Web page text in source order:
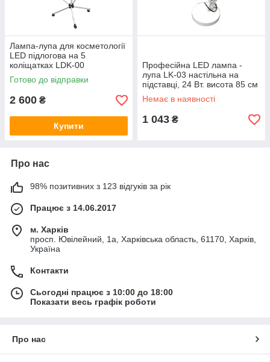
Лампа-лупа для косметології
LED підлогова на 5
коліщатках LDK-00
Готово до відправки
2 600 ₴
Купити
Професійна LED лампа -
лупа LK-03 настільна на
підставці, 24 Вт. висота 85 см
Немає в наявності
1 043 ₴
Про нас
98% позитивних з 123 відгуків за рік
Працює з 14.06.2017
м. Харків
просп. Ювілейний, 1а, Харківська область, 61170, Харків,
Україна
Контакти
Сьогодні працює з 10:00 до 18:00
Показати весь графік роботи
Про нас